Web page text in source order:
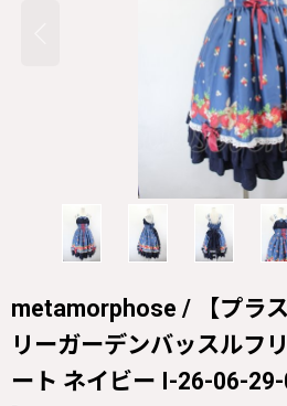
metamorphose / 【プラ
リーガーデンバッスルフ
ート ネイビー I-26-06-